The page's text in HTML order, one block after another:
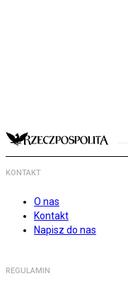
KONTAKT
O nas
Kontakt
Napisz do nas
REGULAMIN